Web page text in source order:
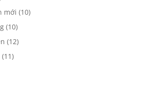
mới (10)
(10)
(12)
(11)